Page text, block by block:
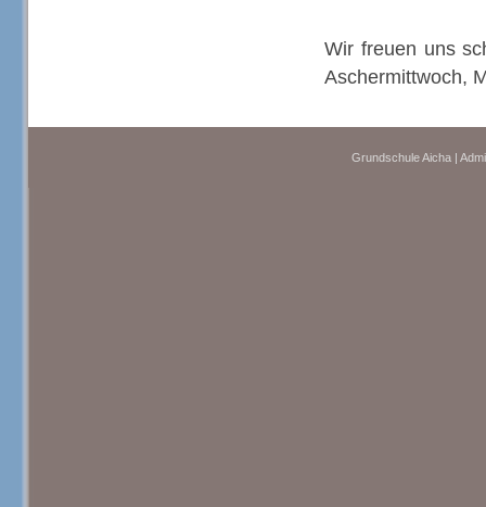
Wir freuen uns
Aschermittwoch,
Grundschule Aicha |